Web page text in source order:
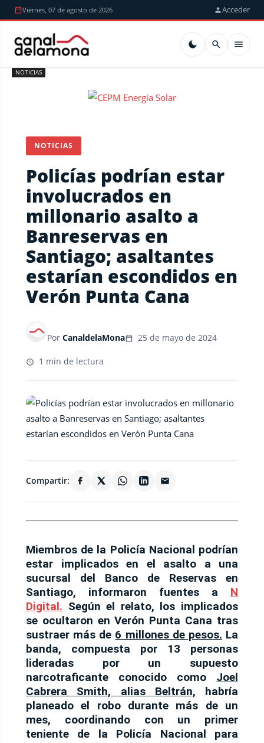
Viernes, 07 de agosto de 2026 Acceder
NOTICIAS
NOTICIAS
Policías podrían estar
involucrados en
millonario asalto a
Banreservas en
Santiago; asaltantes
estarían escondidos en
Verón Punta Cana
Por CanaldelaMona 25 de mayo de 2024
1 min de lectura
Compartir:
Miembros de la Policía Nacional podrían
estar implicados en el asalto a una
sucursal del Banco de Reservas en
Santiago, informaron fuentes a N
Digital. Según el relato, los implicados
se ocultaron en Verón Punta Cana tras
sustraer más de 6 millones de pesos. La
banda, compuesta por 13 personas
lideradas por un supuesto
narcotraficante conocido como Joel
Cabrera Smith, alias Beltrán,
habría
planeado el robo durante más de un
mes, coordinando con un primer
teniente de la Policía Nacional para